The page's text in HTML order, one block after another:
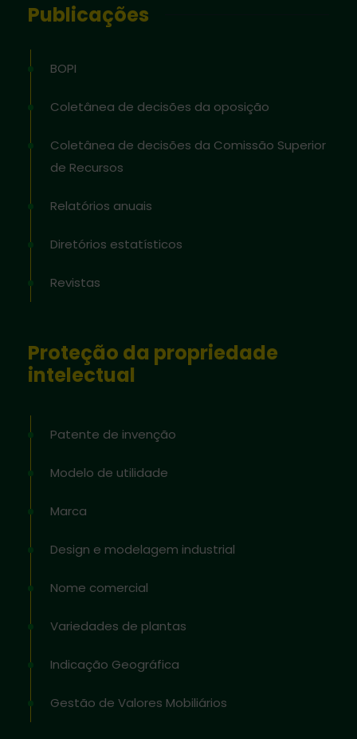
Publicações
BOPI
Coletânea de decisões da oposição
Coletânea de decisões da Comissão Superior
de Recursos
Relatórios anuais
Diretórios estatísticos
Revistas
Proteção da propriedade
intelectual
Patente de invenção
Modelo de utilidade
Marca
Design e modelagem industrial
Nome comercial
Variedades de plantas
Indicação Geográfica
Gestão de Valores Mobiliários